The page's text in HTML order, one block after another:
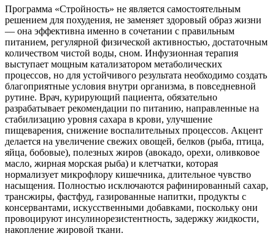
Программа «Стройность» не является самостоятельным
решением для похудения, не заменяет здоровый образ жизни
— она эффективна именно в сочетании с правильным
питанием, регулярной физической активностью, достаточным
количеством чистой воды, сном. Инфузионная терапия
выступает мощным катализатором метаболических
процессов, но для устойчивого результата необходимо создать
благоприятные условия внутри организма, в повседневной
рутине. Врач, курирующий пациента, обязательно
разрабатывает рекомендации по питанию, направленные на
стабилизацию уровня сахара в крови, улучшение
пищеварения, снижение воспалительных процессов. Акцент
делается на увеличение свежих овощей, белков (рыба, птица,
яйца, бобовые), полезных жиров (авокадо, орехи, оливковое
масло, жирная морская рыба) и клетчатки, которая
нормализует микрофлору кишечника, длительное чувство
насыщения. Полностью исключаются рафинированный сахар,
трансжиры, фастфуд, газированные напитки, продукты с
консервантами, искусственными добавками, поскольку они
провоцируют инсулинорезистентность, задержку жидкости,
накопление жировой ткани.